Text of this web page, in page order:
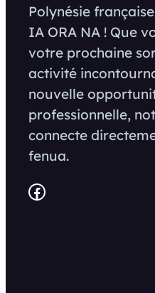
Polynésie
IA ORA NA ! Que
votre prochaine
activité
nouvelle
professionnelle,
connecte
fenua.
Facebook